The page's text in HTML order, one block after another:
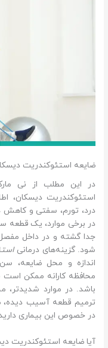
ضایعه استئوکندریت
در این مطلب از نی
درد، تورم، سفتی و
در برخی موارد، یک
جدا گشته و در داخل
شود. گزینه‌های درمانی
اندازه و محل ضایعه،
محافظه کارانه ممکن است
باشد. در موارد شدیدتر،
ترمیم قطعه آسیب دیده،
در خصوص این بیماری
آیا ضایعه استئوکندریت